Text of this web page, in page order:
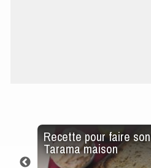
Recette pour faire son
Tarama maison